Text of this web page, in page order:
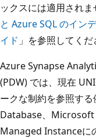
ックスには適用され
と Azure SQL のイン
イド 」を参照してくだ
Azure Synapse
(PDW) では、現在
ークな制約を参照す
Database、Microsoft
Managed Instanceに